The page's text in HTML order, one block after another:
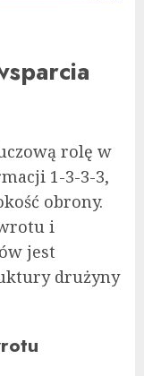
rolę w
1-3-3-3,
obrony.
i
jest
drużyny